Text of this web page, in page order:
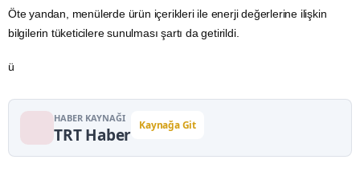
Öte yandan, menülerde ürün içerikleri ile enerjideğerlerine ilişkin
bilgilerin tüketicilere sunulması şartı da getirildi.
ü
HABER KAYNAĞI
TRT Haber Kaynağa Git